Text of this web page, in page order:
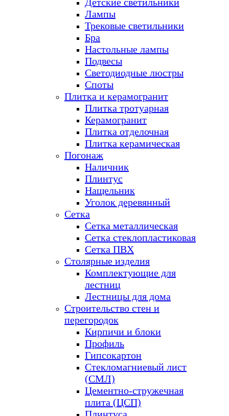
Лампы
Трековые светильники
Бра
Настольные лампы
Подвесы
Светодиодные люстры
Споты
Плитка и керамогранит
Плитка тротуарная
Керамогранит
Плитка отделочная
Плитка керамическая
Погонаж
Наличник
Плинтус
Нащельник
Уголок деревянный
Сетка
Сетка металлическая
Сетка стеклопластиковая
Сетка ПВХ
Столярные изделия
Комплектующие для
лестниц
Лестницы для дома
Строительство стен и
перегородок
Кирпичи и блоки
Профиль
Гипсокартон
Стекломагниевый лист
(СМЛ)
Цементно-стружечная
плита (ЦСП)